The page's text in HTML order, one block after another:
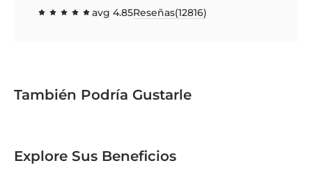
avg 4.85Reseñas(12816)
También Podría Gustarle
Explore Sus Beneficios